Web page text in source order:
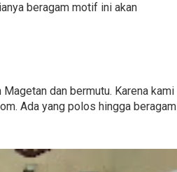
beragam motif ini akan
dan bermutu. Karena kami
Ada yang polos hingga beragam